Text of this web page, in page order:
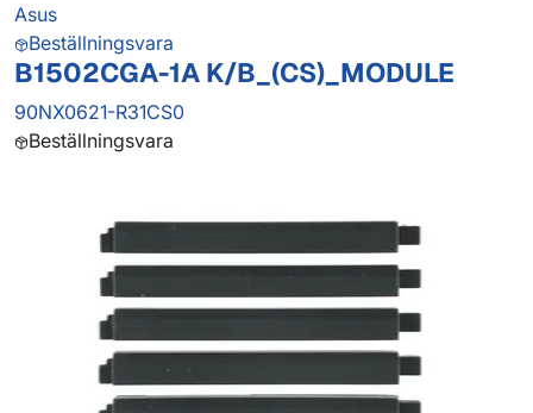
Asus
Beställningsvara
B1502CGA-1A K/B_(CS)_MODULE
90NX0621-R31CS0
Beställningsvara